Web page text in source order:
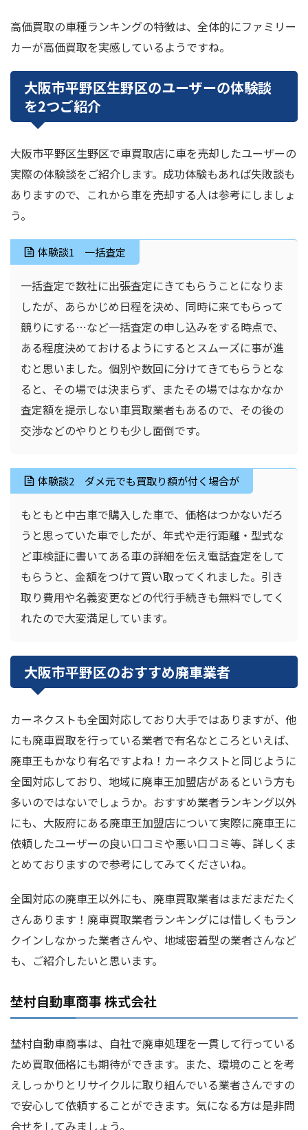
高価買取の車種ランキングの特徴は、全体的にファミリー
カーが高価買取を実感しているようですね。
大阪市平野区生野区のユーザーの体験談
を2つご紹介
大阪市平野区生野区で車買取店に車を売却したユーザーの
実際の体験談をご紹介します。成功体験もあれば失敗談も
ありますので、これから車を売却する人は参考にしましょ
う。
体験談1 一括査定
一括査定で数社に出張査定にきてもらうことになりま
したが、あらかじめ日程を決め、同時に来てもらって
競りにする…など一括査定の申し込みをする時点で、
ある程度決めておけるようにするとスムーズに事が進
むと思いました。個別や数回に分けてきてもらうとな
ると、その場では決まらず、またその場ではなかなか
査定額を提示しない車買取業者もあるので、その後の
交渉などのやりとりも少し面倒です。
体験談2 ダメ元でも買取り額が付く場合が
もともと中古車で購入した車で、価格はつかないだろ
うと思っていた車でしたが、年式や走行距離・型式な
ど車検証に書いてある車の詳細を伝え電話査定をして
もらうと、金額をつけて買い取ってくれました。引き
取り費用や名義変更などの代行手続きも無料でしてく
れたので大変満足しています。
大阪市平野区のおすすめ廃車業者
カーネクストも全国対応しており大手ではありますが、他
にも廃車買取を行っている業者で有名なところといえば、
廃車王もかなり有名ですよね！カーネクストと同じように
全国対応しており、地域に廃車王加盟店があるという方も
多いのではないでしょうか。おすすめ業者ランキング以外
にも、大阪府にある廃車王加盟店について実際に廃車王に
依頼したユーザーの良い口コミや悪い口コミ等、詳しくま
とめておりますので参考にしてみてくださいね。
全国対応の廃車王以外にも、廃車買取業者はまだまだたく
さんあります！廃車買取業者ランキングには惜しくもラン
クインしなかった業者さんや、地域密着型の業者さんなど
も、ご紹介したいと思います。
埜村自動車商事 株式会社
埜村自動車商事は、自社で廃車処理を一貫して行っている
ため買取価格にも期待ができます。また、環境のことを考
えしっかりとリサイクルに取り組んでいる業者さんですの
で安心して依頼することができます。気になる方は是非問
合せをしてみましょう。